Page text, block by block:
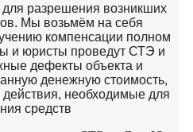
разрешения возникших
Мы возьмём на себя
компенсации полном
и юристы проведут СТЭ и
дефекты объекта и
денежную стоимость,
действия, необходимые для
средств